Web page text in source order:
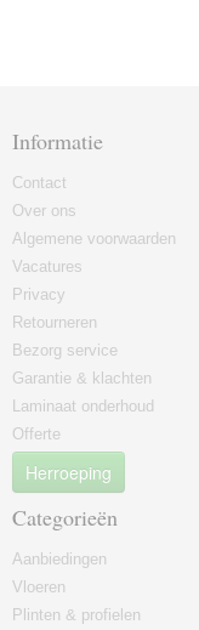
Informatie
Contact
Over ons
Algemene voorwaarden
Vacatures
Privacy
Retourneren
Bezorg service
Garantie & klachten
Laminaat onderhoud
Offerte
Herroeping
Categorieën
Aanbiedingen
Vloeren
Plinten & profielen